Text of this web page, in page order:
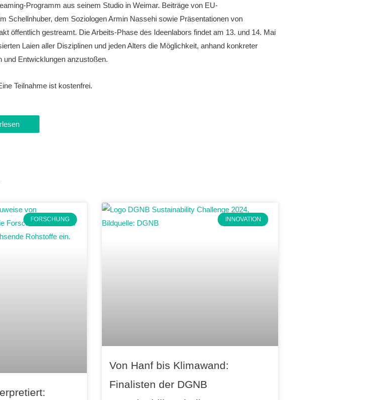
Programm aus seinem Studio in Weimar. Beiträge von EU-
Schellnhuber, dem Soziologen Armin Nassehi sowie Präsentationen von
öffentlich gestreamt. Die Arbeits-Phase des Ideenlabors findet am 13. und 14. Mai
Laien aller Disziplinen und jeden Alters die Möglichkeit, anhand konkreter
und Entwicklungen anzustoßen.
Teilnahme ist kostenfrei.
FORSCHUNG INNOVATION
Von Hanf bis Klimawand:
Finalisten der DGNB